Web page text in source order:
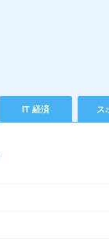
IT 経済 ス